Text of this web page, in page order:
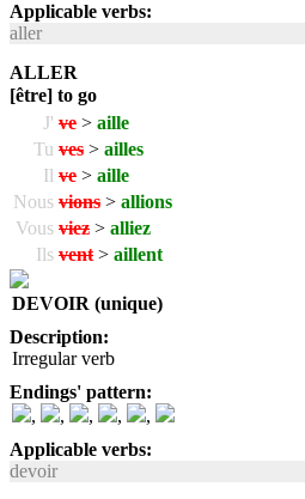
Applicable verbs:
aller
ALLER
[être] to go
J' ve > aille
Tu ves > ailles
Il ve > aille
Nous vions > allions
Vous viez > alliez
Ils vent > aillent
DEVOIR (unique)
Description:
Irregular verb
Endings' pattern:
,
, , ,
,
Applicable verbs:
devoir